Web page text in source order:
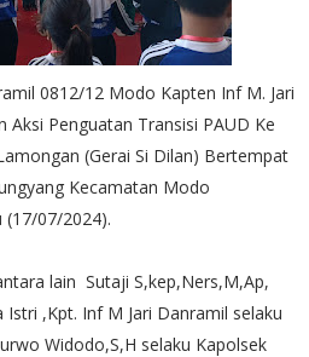
0812/12 Modo Kapten Inf M. Jari
Aksi Penguatan Transisi PAUD Ke
(Gerai Si Dilan) Bertempat
Kecamatan Modo
(17/07/2024).
lain Sutaji S,kep,Ners,M,Ap,
,Kpt. Inf M Jari Danramil selaku
Widodo,S,H selaku Kapolsek